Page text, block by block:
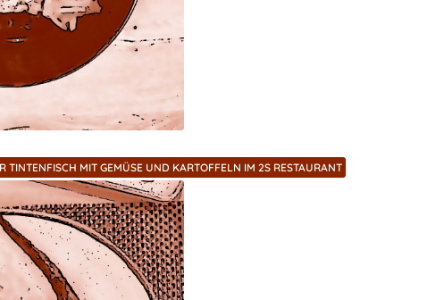
TINTENFISCH MIT GEMÜSE UND KARTOFFELN IM 2S RESTAURANT